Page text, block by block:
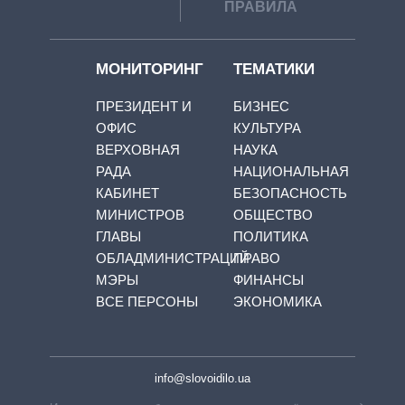
ПРАВИЛА
МОНИТОРИНГ
ПРЕЗИДЕНТ И
ОФИС
ВЕРХОВНАЯ
РАДА
КАБИНЕТ
МИНИСТРОВ
ГЛАВЫ
ОБЛАДМИНИСТРАЦИЙ
МЭРЫ
ВСЕ ПЕРСОНЫ
ТЕМАТИКИ
БИЗНЕС
КУЛЬТУРА
НАУКА
НАЦИОНАЛЬНАЯ
БЕЗОПАСНОСТЬ
ОБЩЕСТВО
ПОЛИТИКА
ПРАВО
ФИНАНСЫ
ЭКОНОМИКА
info@slovoidilo.ua